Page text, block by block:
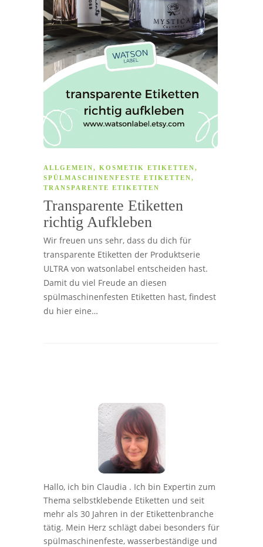
ALLGEMEIN, KOSMETIK ETIKETTEN,
SPÜLMASCHINENFESTE ETIKETTEN,
TRANSPARENTE ETIKETTEN
Transparente Etiketten
richtig Aufkleben
Wir freuen uns sehr, dass du dich für
transparente Etiketten der Produktserie
ULTRA von watsonlabel entscheiden hast.
Damit du viel Freude an diesen
spülmaschinenfesten Etiketten hast, findest
du hier eine…
Hallo, ich bin Claudia . Ich bin Expertin zum
Thema selbstklebende Etiketten und seit
mehr als 30 Jahren in der Etikettenbranche
tätig. Mein Herz schlägt dabei besonders für
spülmaschinenfeste, wasserbeständige und